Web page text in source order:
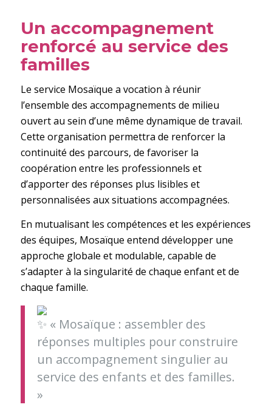
Un accompagnement
renforcé au service des
familles
Le service Mosaïque a vocation à réunir
l’ensemble des accompagnements de milieu
ouvert au sein d’une même dynamique de travail.
Cette organisation permettra de renforcer la
continuité des parcours, de favoriser la
coopération entre les professionnels et
d’apporter des réponses plus lisibles et
personnalisées aux situations accompagnées.
En mutualisant les compétences et les expériences
des équipes, Mosaïque entend développer une
approche globale et modulable, capable de
s’adapter à la singularité de chaque enfant et de
chaque famille.
« Mosaïque : assembler des
réponses multiples pour construire
un accompagnement singulier au
service des enfants et des familles.
»